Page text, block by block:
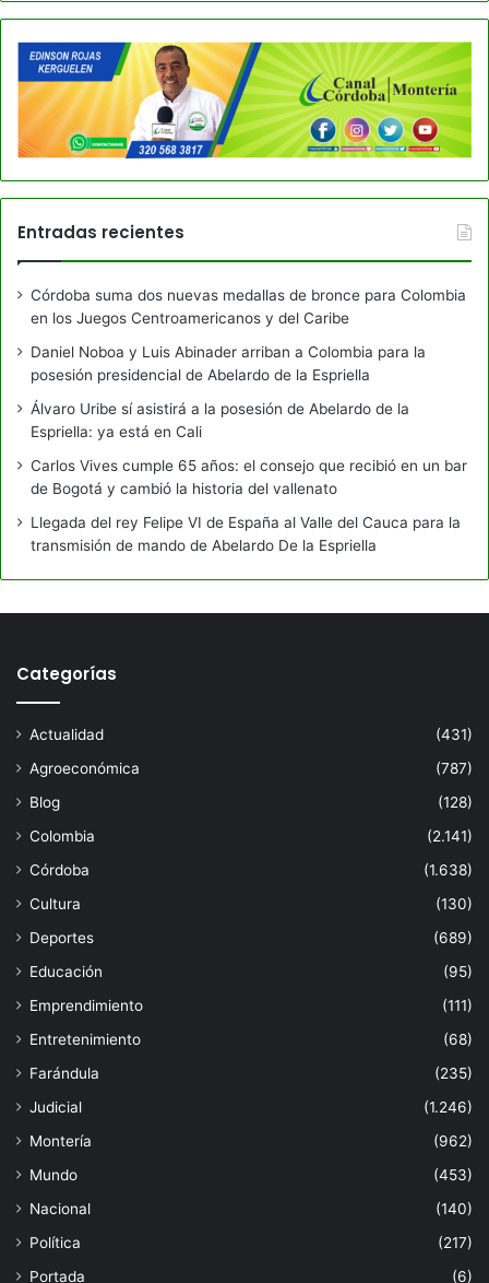
Entradas recientes
Córdoba suma dos nuevas medallas de bronce para Colombia
en los Juegos Centroamericanos y del Caribe
Daniel Noboa y Luis Abinader arriban a Colombia para la
posesión presidencial de Abelardo de la Espriella
Álvaro Uribe sí asistirá a la posesión de Abelardo de la
Espriella: ya está en Cali
Carlos Vives cumple 65 años: el consejo que recibió en un bar
de Bogotá y cambió la historia del vallenato
Llegada del rey Felipe VI de España al Valle del Cauca para la
transmisión de mando de Abelardo De la Espriella
Categorías
Actualidad
(431)
Agroeconómica
(787)
Blog
(128)
Colombia
(2.141)
Córdoba
(1.638)
Cultura
(130)
Deportes
(689)
Educación
(95)
Emprendimiento
(111)
Entretenimiento
(68)
Farándula
(235)
Judicial
(1.246)
Montería
(962)
Mundo
(453)
Nacional
(140)
Política
(217)
Portada
(6)